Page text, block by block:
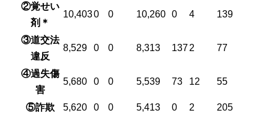
②覚せい
剤＊
10,4030 0 10,260 0 4 139
③道交法
違反
8,529 0 0 8,313 137 2 77
④過失傷
害
5,680 0 0 5,539 73 12 55
⑤詐欺 5,620 0 0 5,413 0 2 205